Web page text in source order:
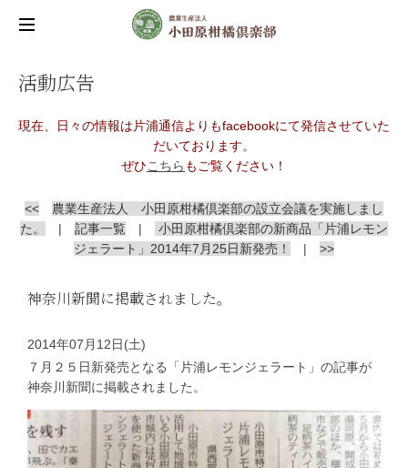
活動広告
現在、日々の情報は片浦通信よりもfacebookにて発信させていた
だいております。
ぜひこちら もご覧ください！
<<
農業生産法人 小田原柑橘倶楽部の設立会議を実施しまし
た。
| 記事一覧 |
小田原柑橘倶楽部の新商品「片浦レモン
ジェラート」2014年7月25日新発売！
| >>
神奈川新聞に掲載されました。
2014年07月12日(土)
７月２５日新発売となる「片浦レモンジェラート」の記事が
神奈川新聞に掲載されました。